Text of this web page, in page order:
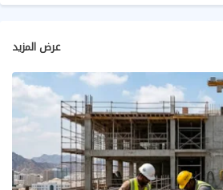
عرض المزيد